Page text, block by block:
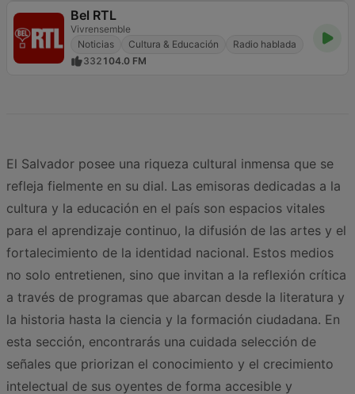
Bel RTL
Vivrensemble
Noticias
Cultura & Educación
Radio hablada
332 104.0 FM
El Salvador posee una riqueza cultural inmensa que se
refleja fielmente en su dial. Las emisoras dedicadas a la
cultura y la educación en el país son espacios vitales
para el aprendizaje continuo, la difusión de las artes y el
fortalecimiento de la identidad nacional. Estos medios
no solo entretienen, sino que invitan a la reflexión crítica
a través de programas que abarcan desde la literatura y
la historia hasta la ciencia y la formación ciudadana. En
esta sección, encontrarás una cuidada selección de
señales que priorizan el conocimiento y el crecimiento
intelectual de sus oyentes de forma accesible y